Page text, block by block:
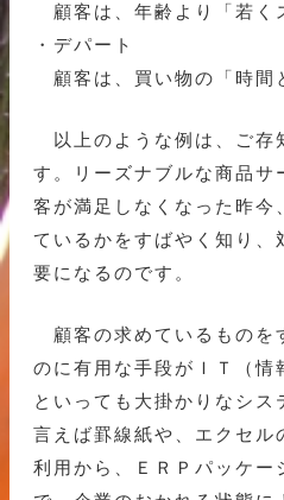
顧客は、年齢より「若く
・デパート
顧客は、買い物の「時間
以上のような例は、ご存
す。リーズナブルな商品サ
客が満足しなくなった昨今
ているかをすばやく知り、
要になるのです。
顧客の求めているものを
のに有用な手段がＩＴ（情
といっても大掛かりなシス
言えば罫線紙や、エクセル
利用から、ＥＲＰパッケー